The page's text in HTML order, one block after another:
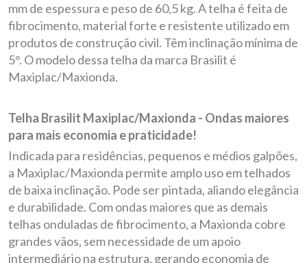
mm de espessura e peso de 60,5 kg. A telha é feita de
fibrocimento, material forte e resistente utilizado em
produtos de construção civil. Têm inclinação mínima de
5°. O modelo dessa telha da marca Brasilit é
Maxiplac/Maxionda.
Telha Brasilit Maxiplac/Maxionda - Ondas maiores
para mais economia e praticidade!
Indicada para residências, pequenos e médios galpões,
a Maxiplac/Maxionda permite amplo uso em telhados
de baixa inclinação. Pode ser pintada, aliando elegância
e durabilidade. Com ondas maiores que as demais
telhas onduladas de fibrocimento, a Maxionda cobre
grandes vãos, sem necessidade de um apoio
intermediário na estrutura, gerando economia de